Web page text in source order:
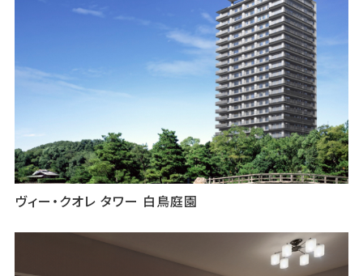
ヴィー・クオレ タワー 白鳥庭園